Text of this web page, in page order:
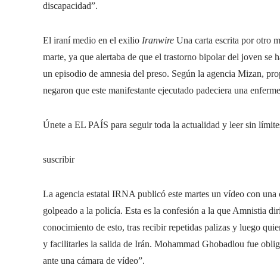
discapacidad”.
El iraní medio en el exilio Iranwire Una carta escrita por otro
marte, ya que alertaba de que el trastorno bipolar del joven se
un episodio de amnesia del preso. Según la agencia Mizan,
negaron que este manifestante ejecutado padeciera una
Únete a EL PAÍS para seguir toda la actualidad y leer sin
suscribir
La agencia estatal IRNA publicó este martes un vídeo con
golpeado a la policía. Esta es la confesión a la que Amnistia
conocimiento de esto, tras recibir repetidas palizas y luego
y facilitarles la salida de Irán. Mohammad Ghobadlou fue
ante una cámara de vídeo”.